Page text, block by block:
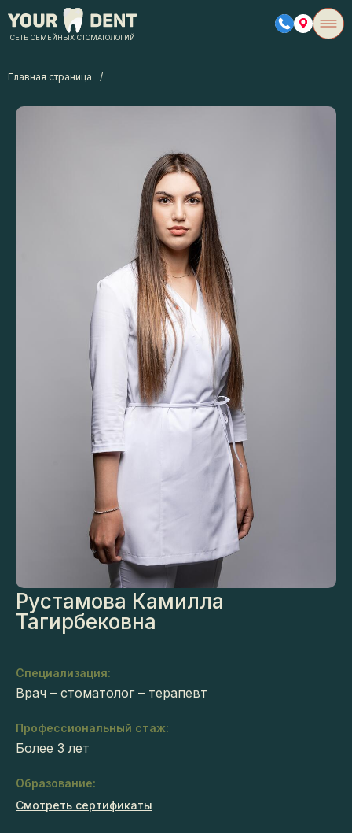
СЕТЬ СЕМЕЙНЫХ СТОМАТОЛОГИЙ
Главная страница /
Рустамова Камилла
Тагирбековна
Специализация:
Врач – стоматолог – терапевт
Профессиональный стаж:
Более 3 лет
Образование:
Смотреть сертификаты